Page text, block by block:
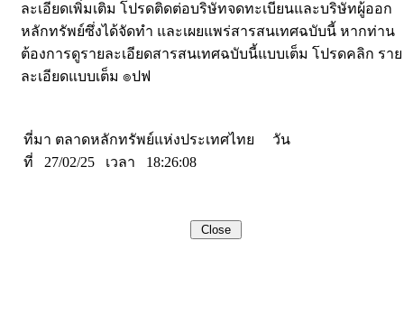
ละเอียดเพิ่มเติม โปรดติดต่อบริษัทจดทะเบียนและบริษัทผู้ออก
หลักทรัพย์ซึ่งได้จัดทำ และเผยแพร่สารสนเทศฉบับนี้ หากท่าน
ต้องการดูรายละเอียดสารสนเทศฉบับนี้แบบเต็ม โปรดคลิก ราย
ละเอียดแบบเต็ม ๏ปฟ
ที่มา ตลาดหลักทรัพย์แห่งประเทศไทย วัน
ที่ 27/02/25 เวลา 18:26:08